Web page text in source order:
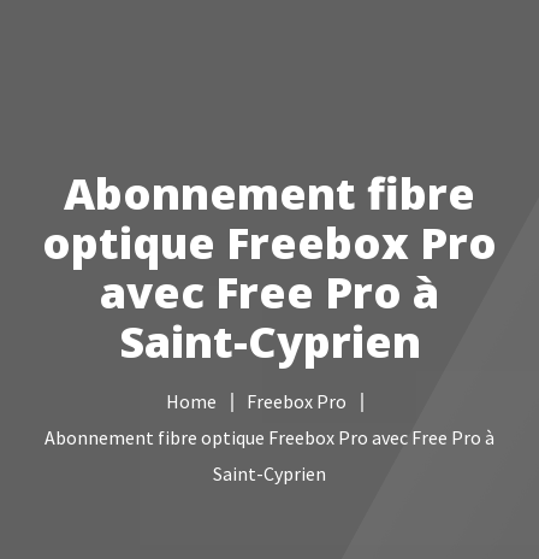
Câblage réseau
NAS
Vidéo surveillance
Boutique
Contacts
Abonnement fibre
optique Freebox Pro
avec Free Pro à
Saint-Cyprien
Home
Freebox Pro
Abonnement fibre optique Freebox Pro avec Free Pro à
Saint-Cyprien